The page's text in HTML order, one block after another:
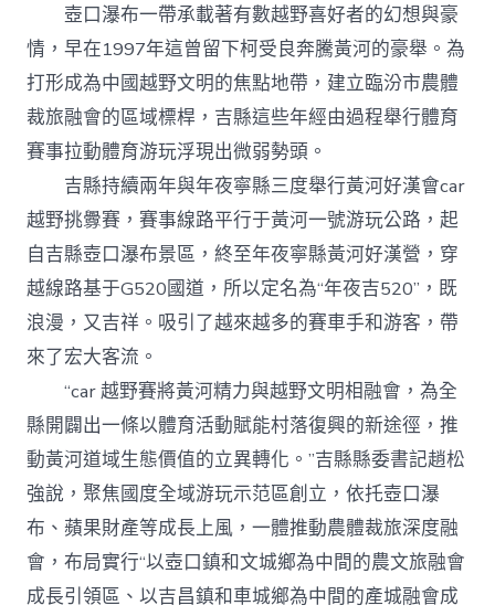
壺口瀑布一帶承載著有數越野喜好者的幻想與豪
情，早在1997年這曾留下柯受良奔騰黃河的豪舉。為
打形成為中國越野文明的焦點地帶，建立臨汾市農體
裁旅融會的區域標桿，吉縣這些年經由過程舉行體育
賽事拉動體育游玩浮現出微弱勢頭。
吉縣持續兩年與年夜寧縣三度舉行黃河好漢會car
越野挑釁賽，賽事線路平行于黃河一號游玩公路，起
自吉縣壺口瀑布景區，終至年夜寧縣黃河好漢營，穿
越線路基于G520國道，所以定名為“年夜吉520”，既
浪漫，又吉祥。吸引了越來越多的賽車手和游客，帶
來了宏大客流。
“car 越野賽將黃河精力與越野文明相融會，為全
縣開闢出一條以體育活動賦能村落復興的新途徑，推
動黃河道域生態價值的立異轉化。”吉縣縣委書記趙松
強說，聚焦國度全域游玩示范區創立，依托壺口瀑
布、蘋果財產等成長上風，一體推動農體裁旅深度融
會，布局實行“以壺口鎮和文城鄉為中間的農文旅融會
成長引領區、以吉昌鎮和車城鄉為中間的產城融會成